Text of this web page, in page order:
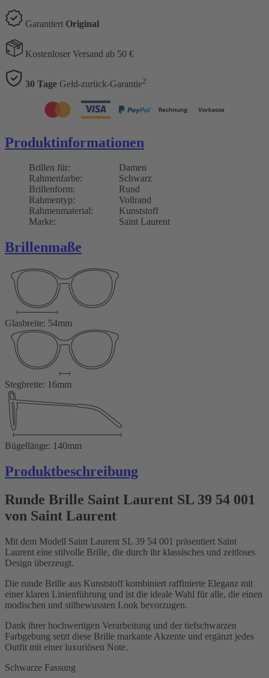
Garantiert Original
Kostenloser Versand ab 50 €
30 Tage Geld-zurück-Garantie2
Produktinformationen
Brillen für:
Damen
Rahmenfarbe:
Schwarz
Brillenform:
Rund
Rahmentyp:
Vollrand
Rahmenmaterial:
Kunststoff
Marke:
Saint Laurent
Brillenmaße
Glasbreite: 54mm
Stegbreite: 16mm
Bügellänge: 140mm
Produktbeschreibung
Runde Brille Saint Laurent SL 39 54 001
von Saint Laurent
Mit dem Modell Saint Laurent SL 39 54 001 präsentiert Saint
Laurent eine stilvolle Brille, die durch ihr klassisches und zeitloses
Design überzeugt.
Die runde Brille aus Kunststoff kombiniert raffinierte Eleganz mit
einer klaren Linienführung und ist die ideale Wahl für alle, die einen
modischen und stilbewussten Look bevorzugen.
Dank ihrer hochwertigen Verarbeitung und der tiefschwarzen
Farbgebung setzt diese Brille markante Akzente und ergänzt jedes
Outfit mit einer luxuriösen Note.
Schwarze Fassung